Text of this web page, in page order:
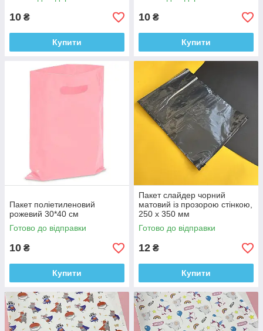
10 ₴
Купити
10 ₴
Купити
Пакет поліетиленовий
рожевий 30*40 см
Готово до відправки
10 ₴
Купити
Пакет слайдер чорний
матовий із прозорою стінкою,
250 х 350 мм
Готово до відправки
12 ₴
Купити